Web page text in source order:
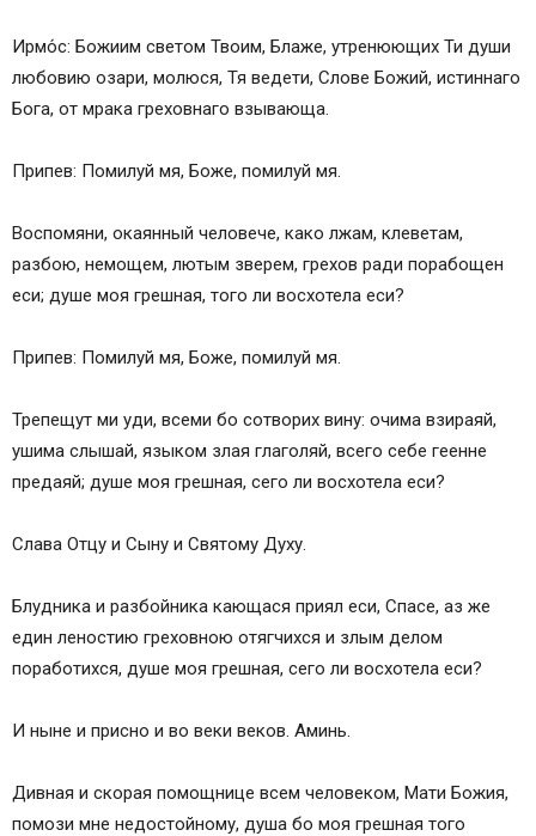
Ирмо́с: Божиим светом Твоим, Блаже, утренюющих Ти души
любовию озари, молюся, Тя ведети, Слове Божий, истиннаго
Бога, от мрака греховнаго взывающа.
Припев: Помилуй мя, Боже, помилуй мя.
Воспомяни, окаянный человече, како лжам, клеветам,
разбою, немощем, лютым зверем, грехов ради порабощен
еси; душе моя грешная, того ли восхотела еси?
Припев: Помилуй мя, Боже, помилуй мя.
Трепещут ми уди, всеми бо сотворих вину: очима взираяй,
ушима слышай, языком злая глаголяй, всего себе геенне
предаяй; душе моя грешная, сего ли восхотела еси?
Слава Отцу и Сыну и Святому Духу.
Блудника и разбойника кающася приял еси, Спасе, аз же
един леностию греховною отягчихся и злым делом
поработихся, душе моя грешная, сего ли восхотела еси?
И ныне и присно и во веки веков. Аминь.
Дивная и скорая помощнице всем человеком, Мати Божия,
помози мне недостойному, душа бо моя грешная того